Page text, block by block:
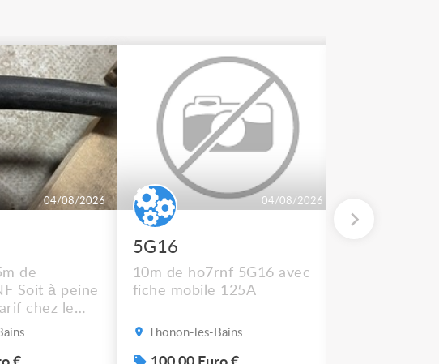
04/08/2026
de
Soit à peine
chez le
Mais
04/08/2026
5G16
10m de ho7rnf 5G16 avec
fiche mobile 125A
Thonon-les-Bains